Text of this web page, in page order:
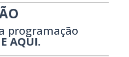
programação
AQUI.